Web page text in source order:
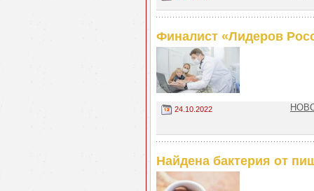
Финалист «Лидеров
24.10.2022
Найдена бактерия от